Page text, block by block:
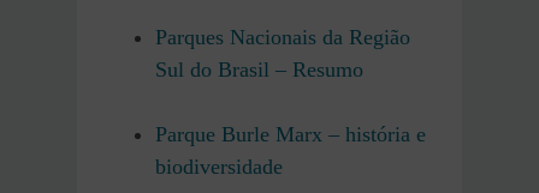
Parques Nacionais da Região
Sul do Brasil – Resumo
Parque Burle Marx – história e
biodiversidade